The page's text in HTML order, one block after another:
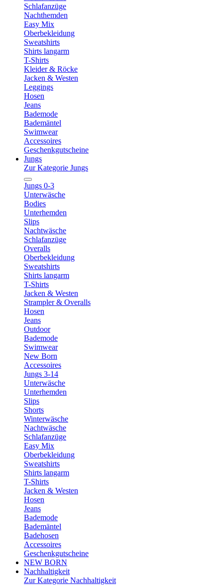
Schlafanzüge
Nachthemden
Easy Mix
Oberbekleidung
Sweatshirts
Shirts langarm
T-Shirts
Kleider & Röcke
Jacken & Westen
Leggings
Hosen
Jeans
Bademode
Bademäntel
Swimwear
Accessoires
Geschenkgutscheine
Jungs
Zur Kategorie Jungs
Jungs 0-3
Unterwäsche
Bodies
Unterhemden
Slips
Nachtwäsche
Schlafanzüge
Overalls
Oberbekleidung
Sweatshirts
Shirts langarm
T-Shirts
Jacken & Westen
Strampler & Overalls
Hosen
Jeans
Outdoor
Bademode
Swimwear
New Born
Accessoires
Jungs 3-14
Unterwäsche
Unterhemden
Slips
Shorts
Winterwäsche
Nachtwäsche
Schlafanzüge
Easy Mix
Oberbekleidung
Sweatshirts
Shirts langarm
T-Shirts
Jacken & Westen
Hosen
Jeans
Bademode
Bademäntel
Badehosen
Accessoires
Geschenkgutscheine
NEW BORN
Nachhaltigkeit
Zur Kategorie Nachhaltigkeit